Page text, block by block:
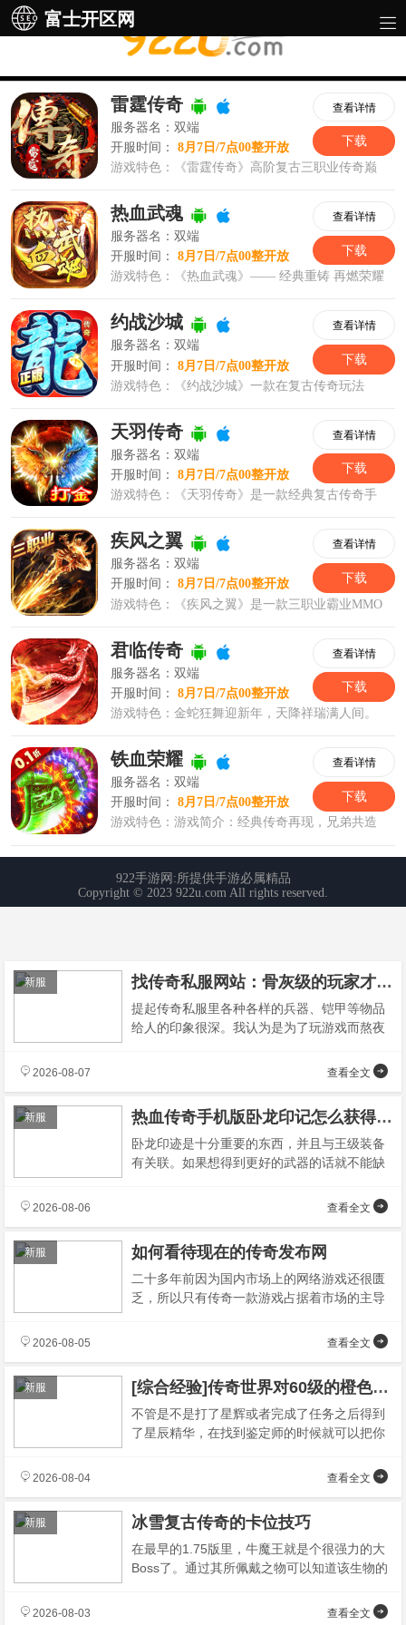
富士开区网
找传奇私服网站：骨灰级的玩家才知道的一些绝品武器装备。
提起传奇私服里各种各样的兵器、铠甲等物品
给人的印象很深。我认为是为了玩游戏而熬夜
新服
查看全文
2026-08-07
热血传奇手机版卧龙印记怎么获得作用与获取解析
卧龙印迹是十分重要的东西，并且与王级装备
有关联。如果想得到更好的武器的话就不能缺
新服
查看全文
2026-08-06
如何看待现在的传奇发布网
二十多年前因为国内市场上的网络游戏还很匮
乏，所以只有传奇一款游戏占据着市场的主导
新服
查看全文
2026-08-05
[综合经验]传奇世界对60级的橙色披风经验
不管是不是打了星辉或者完成了任务之后得到
了星辰精华，在找到鉴定师的时候就可以把你
新服
查看全文
2026-08-04
冰雪复古传奇的卡位技巧
在最早的1.75版里，牛魔王就是个很强力的大
Boss了。通过其所佩戴之物可以知道该生物的
新服
查看全文
2026-08-03